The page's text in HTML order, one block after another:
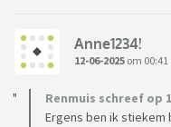
Anne1234!
12-06-2025 om 00:41
Renmuis schreef op
Ergens ben ik